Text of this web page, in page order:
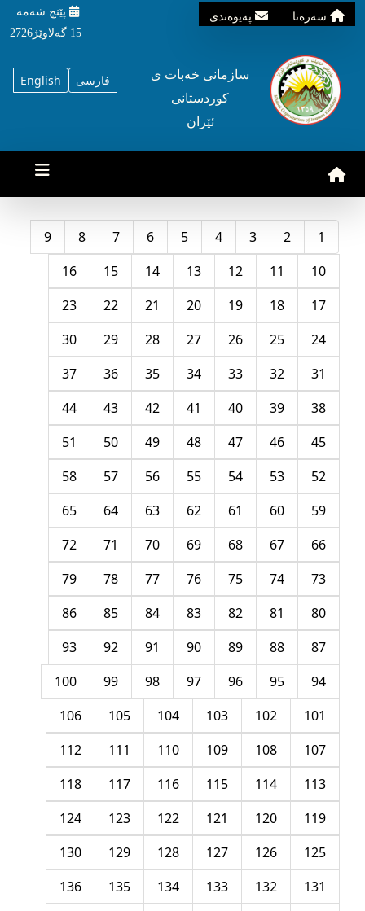
سه‌ره‌تا په‌یوه‌ندی
پێنچ شه‌مه‌
15 گه‌لاوێژ2726
English فارسی
سازمانی خه‌بات ی
کوردستانی
ئێران
1
2
3
4
5
6
7
8
9
10
11
12
13
14
15
16
17
18
19
20
21
22
23
24
25
26
27
28
29
30
31
32
33
34
35
36
37
38
39
40
41
42
43
44
45
46
47
48
49
50
51
52
53
54
55
56
57
58
59
60
61
62
63
64
65
66
67
68
69
70
71
72
73
74
75
76
77
78
79
80
81
82
83
84
85
86
87
88
89
90
91
92
93
94
95
96
97
98
99
100
101
102
103
104
105
106
107
108
109
110
111
112
113
114
115
116
117
118
119
120
121
122
123
124
125
126
127
128
129
130
131
132
133
134
135
136